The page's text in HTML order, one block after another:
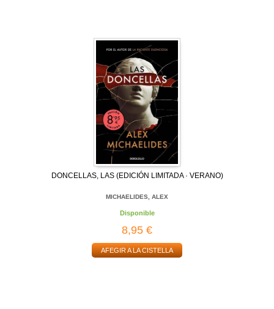
DONCELLAS, LAS (EDICIÓN LIMITADA · VERANO)
MICHAELIDES, ALEX
Disponible
8,95 €
AFEGIR A LA CISTELLA